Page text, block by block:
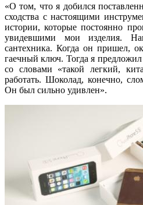
«О том, что я добился
сходства с настоящими
истории, которые постоянно
увидевшими мои изделия.
сантехника. Когда он пришел,
гаечный ключ. Тогда я
со словами «такой легкий,
работать. Шоколад, конечно,
Он был сильно удивлен».